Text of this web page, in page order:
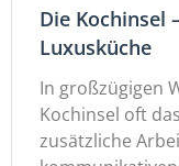
Die Kochinsel
Luxusküche
In großzügigen
Kochinsel oft
zusätzliche